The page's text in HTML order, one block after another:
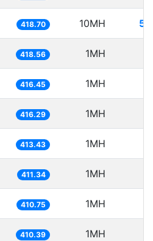
418.70 10MH
418.56 1MH
416.45 1MH
416.29 1MH
413.43 1MH
411.34 1MH
410.75 1MH
410.39 1MH